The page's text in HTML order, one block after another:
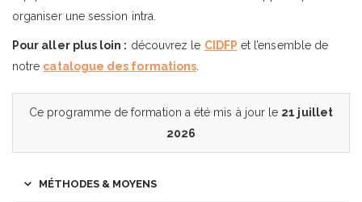
organiser une session intra.
Pour aller plus loin : découvrez le CIDFP et l’ensemble de
notre catalogue des formations.
Ce programme de formation a été mis à jour le 21 juillet
2026
MÉTHODES & MOYENS